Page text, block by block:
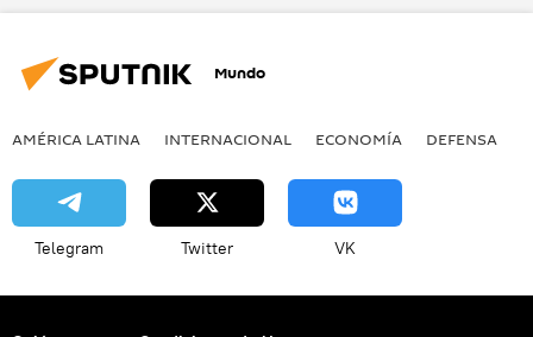
Mundo
AMÉRICA LATINA INTERNACIONAL ECONOMÍA DEFENSA
Telegram Twitter VK